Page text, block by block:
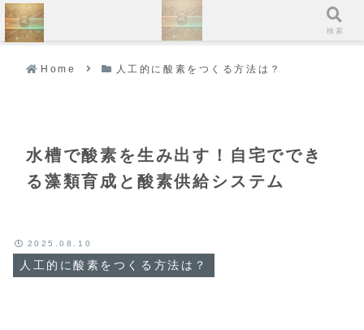
Home 人工的に酸素をつくる方法は？
水槽で酸素を生み出す！自宅ででき
る藻類育成と酸素供給システム
人工的に酸素をつくる方法は？
2025.08.10
ホーム 検索